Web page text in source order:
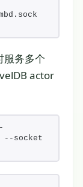
服务多个
actor
--socket